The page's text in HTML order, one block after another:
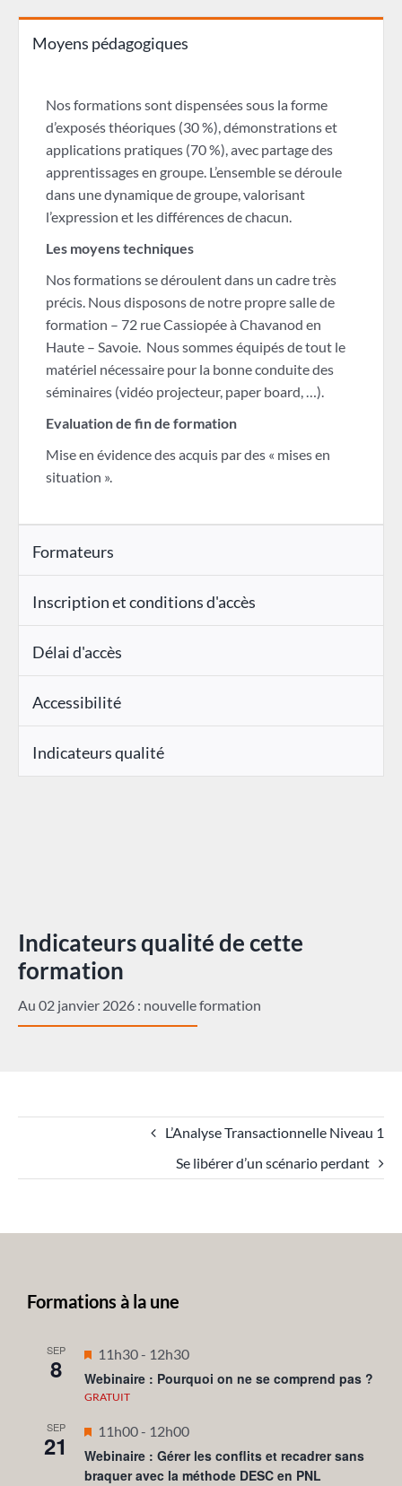
Moyens pédagogiques
Nos formations sont dispensées sous la forme
d’exposés théoriques (30 %), démonstrations et
applications pratiques (70 %), avec partage des
apprentissages en groupe. L’ensemble se déroule
dans une dynamique de groupe, valorisant
l’expression et les différences de chacun.
Les moyens techniques
Nos formations se déroulent dans un cadre très
précis. Nous disposons de notre propre salle de
formation – 72 rue Cassiopée à Chavanod en
Haute – Savoie. Nous sommes équipés de tout le
matériel nécessaire pour la bonne conduite des
séminaires (vidéo projecteur, paper board, …).
Evaluation de fin de formation
Mise en évidence des acquis par des « mises en
situation ».
Formateurs
Inscription et conditions d'accès
Délai d'accès
Accessibilité
Indicateurs qualité
Indicateurs qualité de cette
formation
Au 02 janvier 2026 : nouvelle formation
L’Analyse Transactionnelle Niveau 1
Se libérer d’un scénario perdant
Formations à la une
SEP
8
Mis
en
avant
11h30- 12h30
Webinaire : Pourquoi on ne se comprend pas ?
GRATUIT
SEP
21
Mis
en
avant
11h00- 12h00
Webinaire : Gérer les conflits et recadrer sans
braquer avec la méthode DESC en PNL